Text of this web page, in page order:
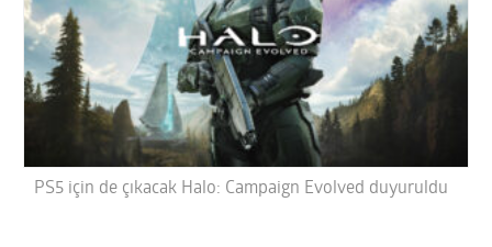
PS5 için de çıkacak Halo: Campaign Evolved duyuruldu